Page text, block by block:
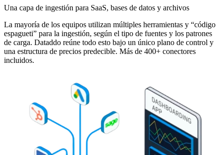
Una capa de ingestión para SaaS, bases de datos y archivos
La mayoría de los equipos utilizan múltiples herramientas y “código
espagueti” para la ingestión, según el tipo de fuentes y los patrones
de carga. Dataddo reúne todo esto bajo un único plano de control y
una estructura de precios predecible. Más de 400+ conectores
incluidos.